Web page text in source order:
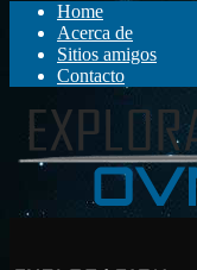
Home
Acerca de
Sitios amigos
Contacto